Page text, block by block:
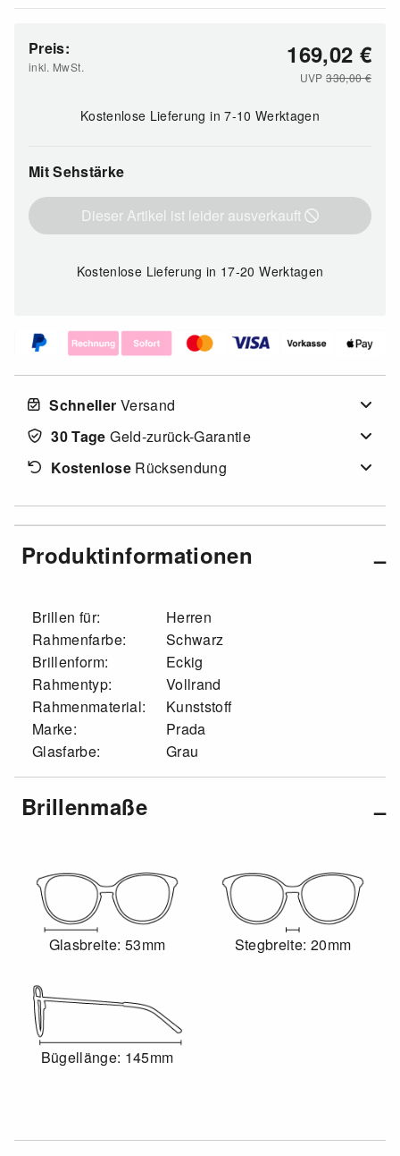
Preis:
inkl. MwSt. 169,02 €
UVP330,00€
Kostenlose Lieferungin 7-10 Werktagen
Mit Sehstärke
Dieser Artikel ist leider ausverkauft
Kostenlose Lieferungin 17-20 Werktagen
Schneller Versand
30 Tage Geld-zurück-Garantie
KostenloseRücksendung
Produktinformationen
Brillen für:
Herren
Rahmenfarbe:
Schwarz
Brillenform:
Eckig
Rahmentyp:
Vollrand
Rahmenmaterial:
Kunststoff
Marke:
Prada
Glasfarbe:
Grau
Brillenmaße
Glasbreite: 53mm Stegbreite: 20mm
Bügellänge: 145mm